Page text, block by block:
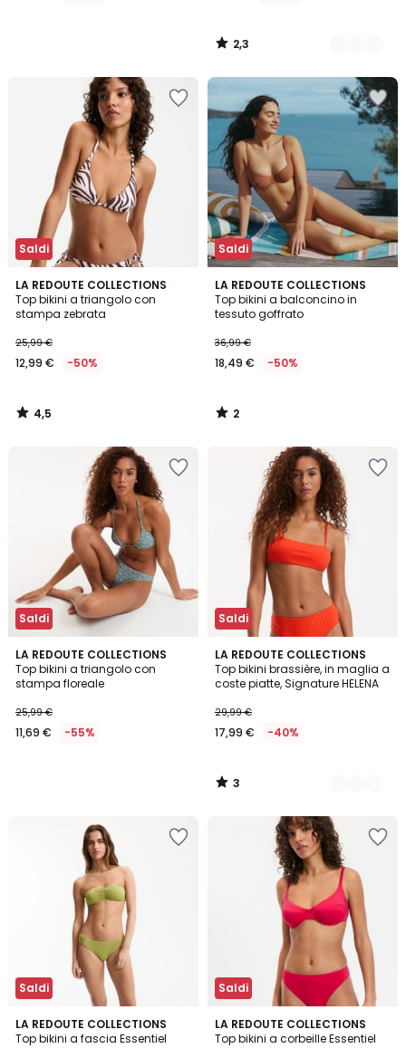
applicato.
2,3
/
Saldi
LA REDOUTE COLLECTIONS
Top bikini a triangolo con
stampa zebrata
25,99 €
12,99 € -50%
4,5
/ 5
4,5
/
Saldi
LA REDOUTE COLLECTIONS
Top bikini a balconcino in
tessuto goffrato
36,99 €
18,49 € -50%
2
/
5
2
/
Saldi
LA REDOUTE COLLECTIONS
Top bikini a triangolo con
stampa floreale
25,99 €
11,69 € -55%
Saldi
LA REDOUTE COLLECTIONS
Top bikini brassière, in maglia a
coste piatte, Signature HELENA
29,99 €
17,99 € -40%
3
/
5
2
Colori
3
/
Saldi
LA REDOUTE COLLECTIONS
Top bikini a fascia Essentiel
1
/
3
Colori
Saldi
LA REDOUTE COLLECTIONS
Top bikini a corbeille Essentiel
3
/
3
Colori